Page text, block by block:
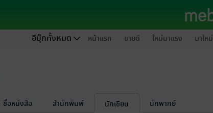
อีบุ๊กทั้งหมด หน้าแรก ขายดี ใหม่มาแรง มาใหม่
ชื่อหนังสือ สำนักพิมพ์ นักเขียน
นักพากย์